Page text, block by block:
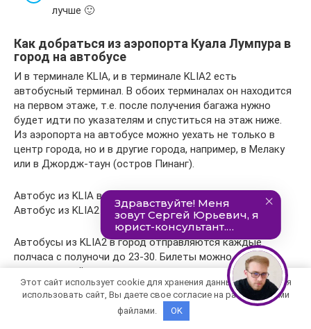
лучше 🙂
Как добраться из аэропорта Куала Лумпура в
город на автобусе
И в терминале KLIA, и в терминале KLIA2 есть
автобусный терминал. В обоих терминалах он находится
на первом этаже, т.е. после получения багажа нужно
будет идти по указателям и спуститься на этаж ниже.
Из аэропорта на автобусе можно уехать не только в
центр города, но и в другие города, например, в Мелаку
или в Джордж-таун (остров Пинанг).
Автобус из KLIA в Куала Лумпур стоит 10 ринггитов.
Автобус из KLIA2 стоит 12 ринггитов.
Автобусы из KLIA2 в город отправляются каждые
полчаса с полуночи до 23-30. Билеты можно купить
заранее онлайн →
Минибас из аэропорта в отель
Минивен из аэропорта — удобный способ быстро
Этот сайт использует cookie для хранения данных. Продолжая
использовать сайт, Вы даете свое согласие на работу с этими
файлами.
OK